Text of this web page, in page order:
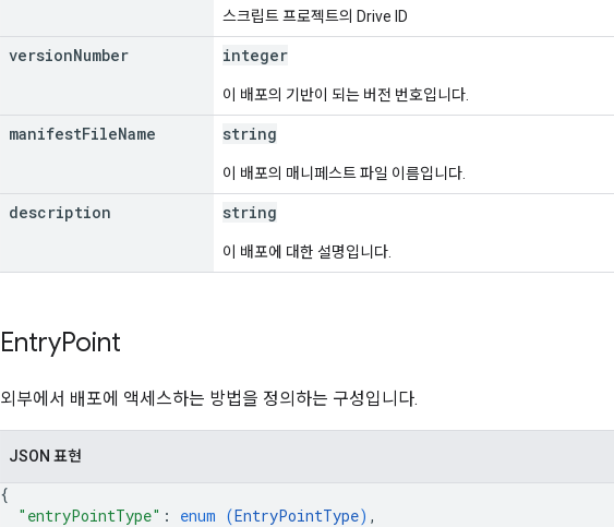
스크립트 프로젝트의 Drive ID
versionNumber integer
이 배포의 기반이 되는 버전 번호입니다.
manifestFileName string
이 배포의 매니페스트 파일 이름입니다.
description string
이 배포에 대한 설명입니다.
EntryPoint
외부에서 배포에 액세스하는 방법을 정의하는 구성입니다.
JSON 표현
{
"entryPointType" : enum (EntryPointType) ,